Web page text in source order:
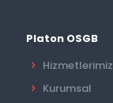
Platon OSGB
Hizmetlerimiz
Kurumsal